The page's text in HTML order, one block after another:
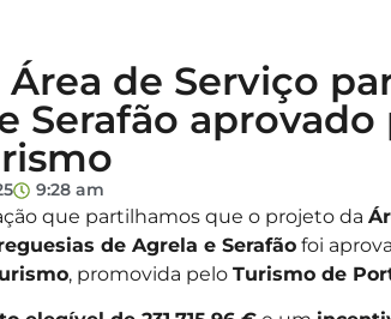
de Serviço
Serafão aprovado
9:28 am
que partilhamos que o projeto da
de Agrela e Serafão foi
, promovida pelo Turismo de